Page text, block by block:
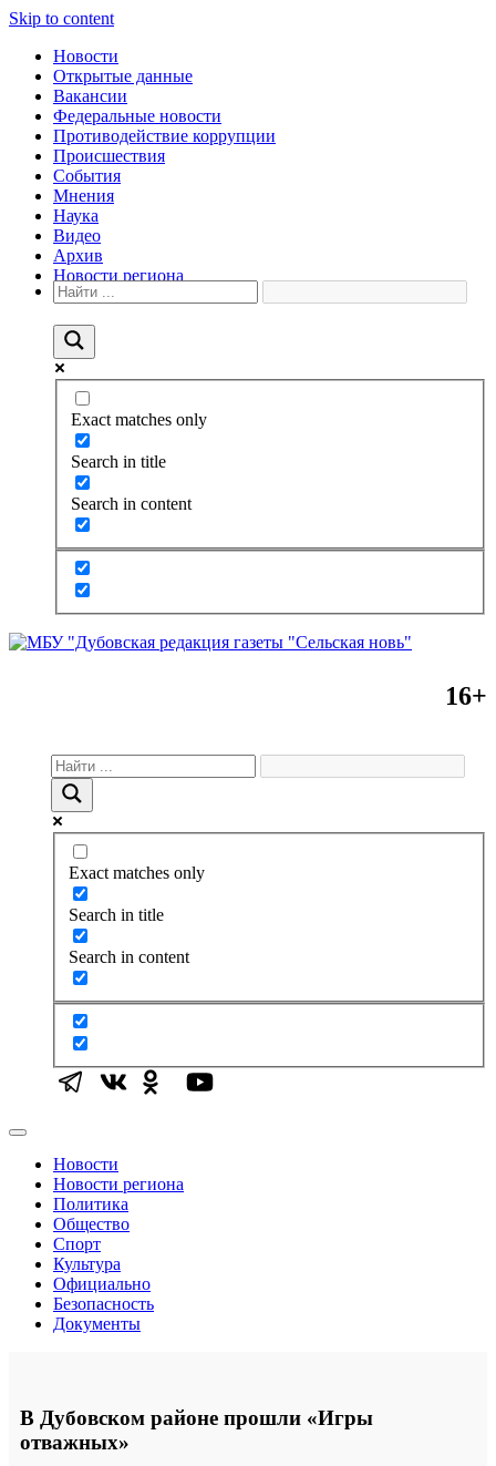
Skip to content
Новости
Открытые данные
Вакансии
Федеральные новости
Противодействие коррупции
Происшествия
События
Мнения
Наука
Видео
Архив
Новости региона
Exact matches only
Search in title
Search in content
16+
Exact matches only
Search in title
Search in content
Новости
Новости региона
Политика
Общество
Спорт
Культура
Официально
Безопасность
Документы
В Дубовском районе прошли «Игры
отважных»